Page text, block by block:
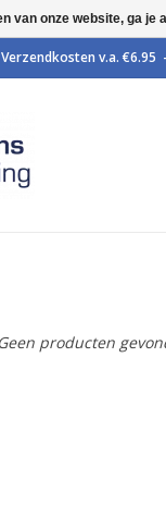
Geen producten
van onze website, ga